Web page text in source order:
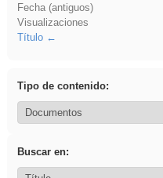
Fecha (antiguos)
Visualizaciones
Título
Tipo de contenido:
Buscar en: